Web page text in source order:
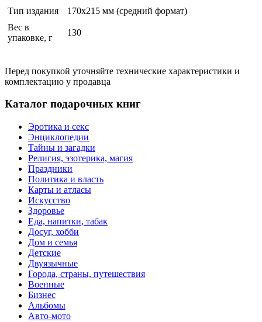
Тип издания
170х215 мм (средний формат)
Вес в
упаковке, г
130
Перед покупкой уточняйте технические характеристики и
комплектацию у продавца
Каталог подарочных книг
Эротика и секс
Энциклопедии
Тайны и загадки
Религия, эзотерика, магия
Праздники
Политика и власть
Карты и атласы
Искусство
Здоровье
Еда, напитки, табак
Досуг, хобби
Дом и семья
Детские
Двуязычные
Города, страны, путешествия
Военные
Бизнес
Альбомы
Авто-мото